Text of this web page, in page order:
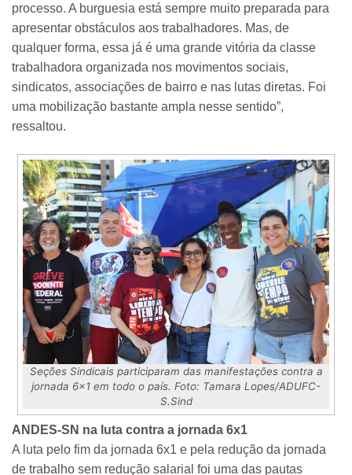
processo. A burguesia está sempre muito preparada para
apresentar obstáculos aos trabalhadores. Mas, de
qualquer forma, essa já é uma grande vitória da classe
trabalhadora organizada nos movimentos sociais,
sindicatos, associações de bairro e nas lutas diretas. Foi
uma mobilização bastante ampla nesse sentido”,
ressaltou.
Seções Sindicais participaram das manifestações contra a
jornada 6x1 em todo o país. Foto: Tamara Lopes/ADUFC-
S.Sind
ANDES-SN na luta contra a jornada 6x1
A luta pelo fim da jornada 6x1 e pela redução da jornada
de trabalho sem redução salarial foi uma das pautas